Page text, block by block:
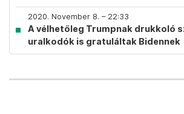
2020. November 8. – 22:33
A vélhetőleg Trumpnak drukkoló
uralkodók is gratuláltak Bidennek